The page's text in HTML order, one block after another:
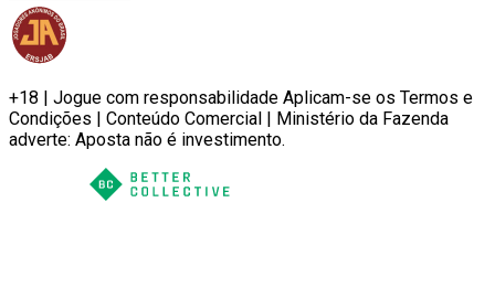
+18 | Jogue com responsabilidade Aplicam-se os Termos e
Condições | Conteúdo Comercial | Ministério da Fazenda
adverte: Aposta não é investimento.